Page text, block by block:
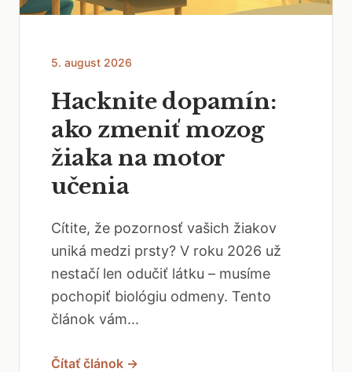
5. august 2026
Hacknite dopamín:
ako zmeniť mozog
žiaka na motor
učenia
Cítite, že pozornosť vašich žiakov
uniká medzi prsty? V roku 2026 už
nestačí len odučiť látku – musíme
pochopiť biológiu odmeny. Tento
článok vám...
Čítať článok →